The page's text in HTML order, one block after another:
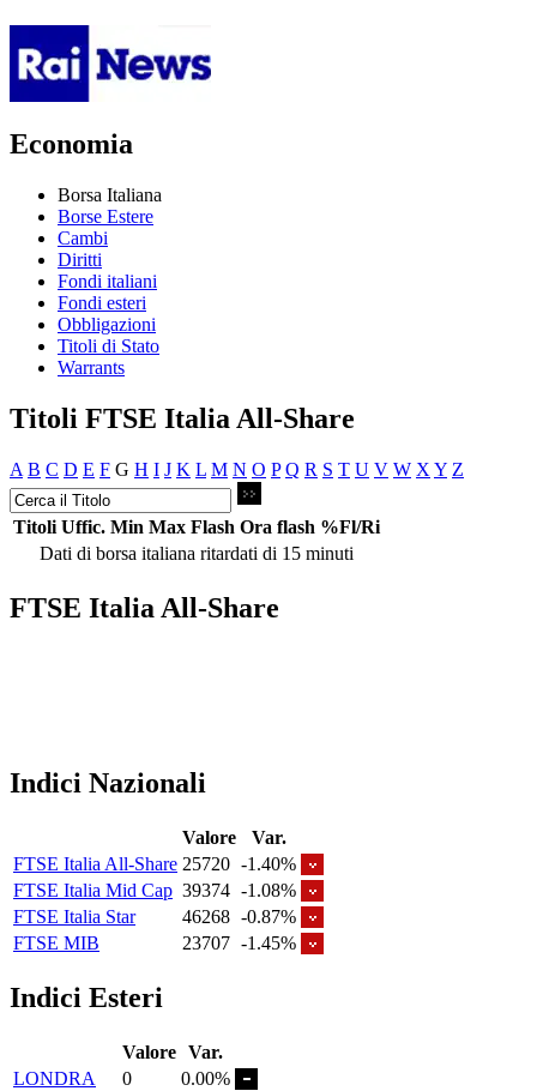
Economia
Borsa Italiana
Borse Estere
Cambi
Diritti
Fondi italiani
Fondi esteri
Obbligazioni
Titoli di Stato
Warrants
Titoli FTSE Italia All-Share
A B C D E F G H I J K L M N O P Q R S T U V W X Y Z
Titoli Uffic. Min Max Flash Ora flash %Fl/Ri
Dati di borsa italiana ritardati di 15 minuti
FTSE Italia All-Share
Indici Nazionali
Valore
Var.
FTSE Italia All-Share 25720 -1.40%
FTSE Italia Mid Cap 39374 -1.08%
FTSE Italia Star
46268 -0.87%
FTSE MIB
23707 -1.45%
Indici Esteri
Valore Var.
LONDRA
0
0.00%